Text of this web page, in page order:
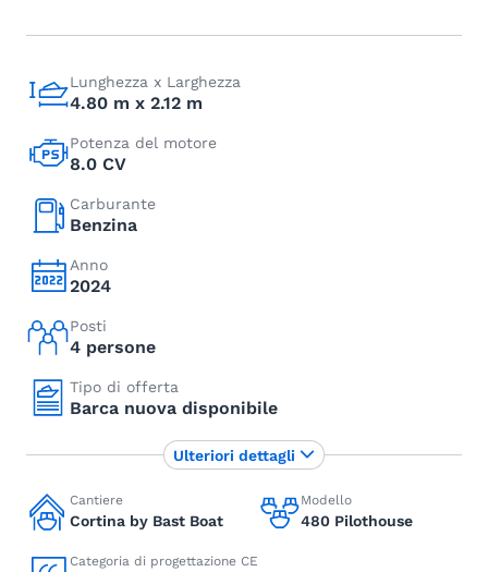
Lunghezza x Larghezza
4.80 m x 2.12 m
Potenza del motore
8.0 CV
Carburante
Benzina
Anno
2024
Posti
4 persone
Tipo di offerta
Barca nuova disponibile
Cantiere
Cortina by Bast Boat
Modello
480 Pilothouse
Categoria di progettazione CE
Ulteriori dettagli